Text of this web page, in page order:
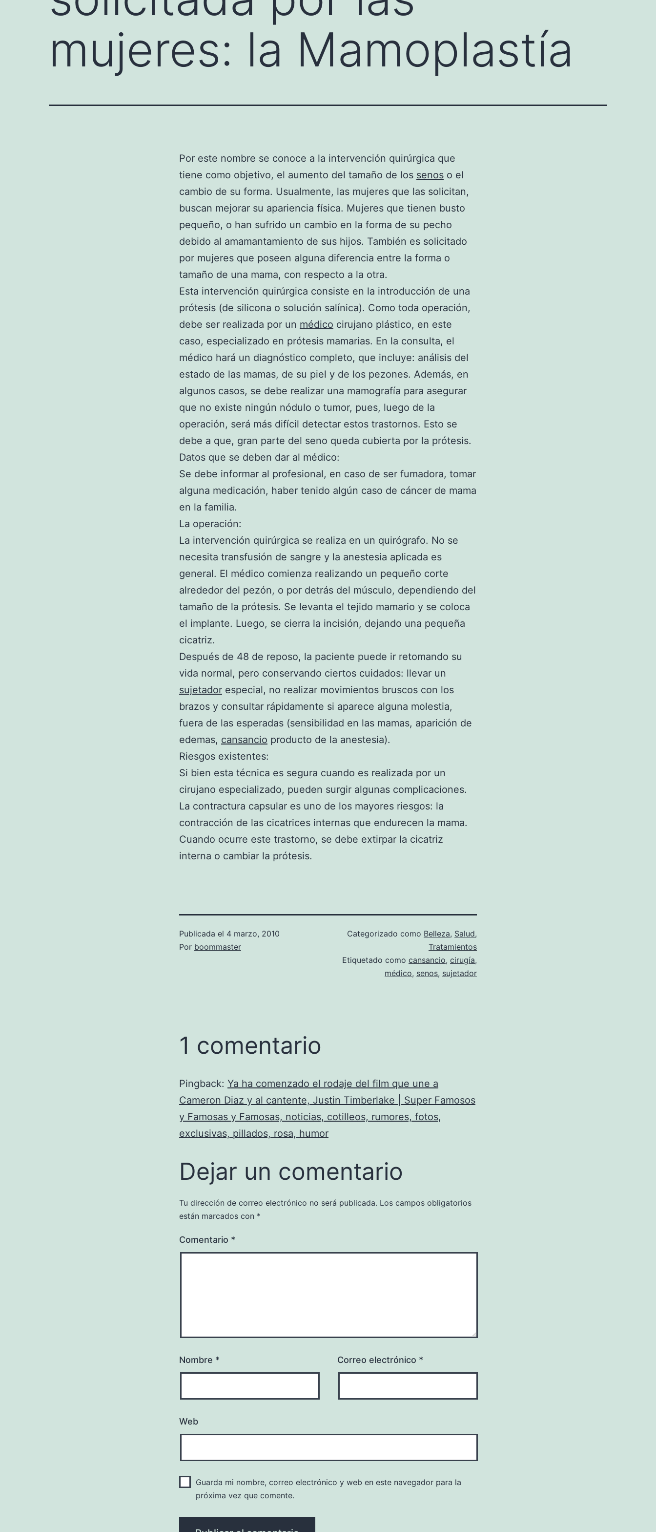
mujeres: la Mamoplastía
Por este nombre se conoce a la intervención quirúrgica que
tiene como objetivo, el aumento del tamaño de los senos o el
cambio de su forma. Usualmente, las mujeres que las solicitan,
buscan mejorar su apariencia física. Mujeres que tienen busto
pequeño, o han sufrido un cambio en la forma de su pecho
debido al amamantamiento de sus hijos. También es solicitado
por mujeres que poseen alguna diferencia entre la forma o
tamaño de una mama, con respecto a la otra.
Esta intervención quirúrgica consiste en la introducción de una
prótesis (de silicona o solución salínica). Como toda operación,
debe ser realizada por un médico cirujano plástico, en este
caso, especializado en prótesis mamarias. En la consulta, el
médico hará un diagnóstico completo, que incluye: análisis del
estado de las mamas, de su piel y de los pezones. Además, en
algunos casos, se debe realizar una mamografía para asegurar
que no existe ningún nódulo o tumor, pues, luego de la
operación, será más difícil detectar estos trastornos. Esto se
debe a que, gran parte del seno queda cubierta por la prótesis.
Datos que se deben dar al médico:
Se debe informar al profesional, en caso de ser fumadora, tomar
alguna medicación, haber tenido algún caso de cáncer de mama
en la familia.
La operación:
La intervención quirúrgica se realiza en un quirógrafo. No se
necesita transfusión de sangre y la anestesia aplicada es
general. El médico comienza realizando un pequeño corte
alrededor del pezón, o por detrás del músculo, dependiendo del
tamaño de la prótesis. Se levanta el tejido mamario y se coloca
el implante. Luego, se cierra la incisión, dejando una pequeña
cicatriz.
Después de 48 de reposo, la paciente puede ir retomando su
vida normal, pero conservando ciertos cuidados: llevar un
sujetador especial, no realizar movimientos bruscos con los
brazos y consultar rápidamente si aparece alguna molestia,
fuera de las esperadas (sensibilidad en las mamas, aparición de
edemas, cansancio producto de la anestesia).
Riesgos existentes:
Si bien esta técnica es segura cuando es realizada por un
cirujano especializado, pueden surgir algunas complicaciones.
La contractura capsular es uno de los mayores riesgos: la
contracción de las cicatrices internas que endurecen la mama.
Cuando ocurre este trastorno, se debe extirpar la cicatriz
interna o cambiar la prótesis.
Publicada el 4 marzo, 2010
Por boommaster
Categorizado como Belleza, Salud,
Tratamientos
Etiquetado como cansancio, cirugía,
médico, senos, sujetador
1 comentario
Pingback: Ya ha comenzado el rodaje del film que une a
Cameron Diaz y al cantente, Justin Timberlake | Super Famosos
y Famosas y Famosas, noticias, cotilleos, rumores, fotos,
exclusivas, pillados, rosa, humor
Dejar un comentario
Tu dirección de correo electrónico no será publicada. Los campos obligatorios
están marcados con *
Comentario *
Nombre * Correo electrónico *
Web
Guarda mi nombre, correo electrónico y web en este navegador para la
próxima vez que comente.